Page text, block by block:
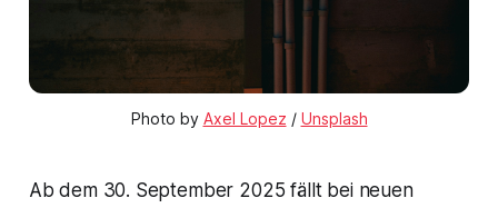
Photo by Axel Lopez / Unsplash
Ab dem 30. September 2025 fällt bei neuen